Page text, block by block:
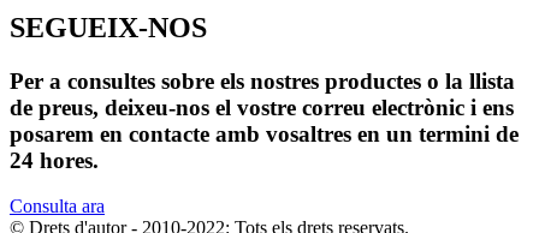
SEGUEIX-NOS
Per a consultes sobre els nostres productes o la llista
de preus, deixeu-nos el vostre correu electrònic i ens
posarem en contacte amb vosaltres en un termini de
24 hores.
Consulta ara
© Drets d'autor - 2010-2022: Tots els drets reservats.